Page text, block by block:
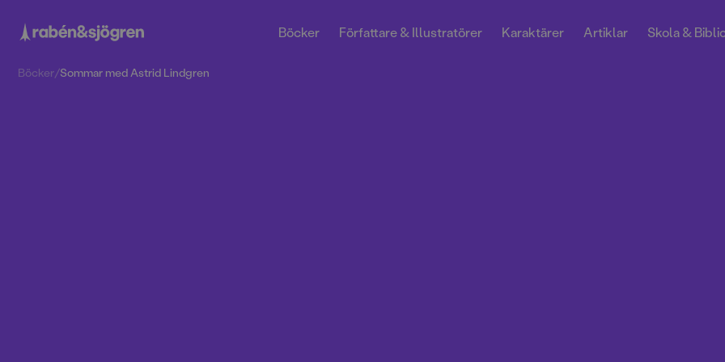
Böcker Författare & Illustratörer Karaktärer Artiklar Skola &
Böcker/Sommar med Astrid Lindgren